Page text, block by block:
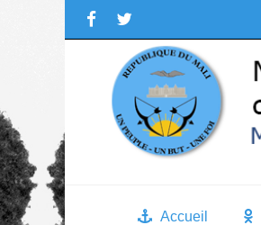
Accueil